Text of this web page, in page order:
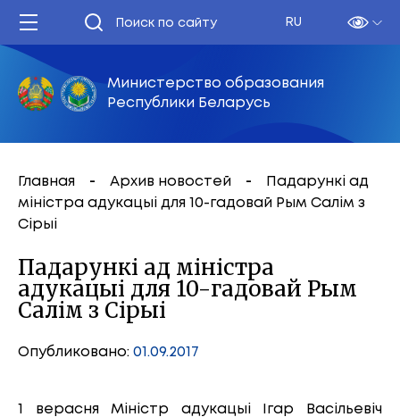
RU
Министерство образования
Республики Беларусь
Главная Архив новостей
Падарункі ад
міністра адукацыі для 10-гадовай Рым Салім з
Сірыі
Падарункі ад міністра
адукацыі для 10-гадовай Рым
Салім з Сірыі
Опубликовано: 01.09.2017
1 верасня Міністр адукацыі Ігар Васільевіч